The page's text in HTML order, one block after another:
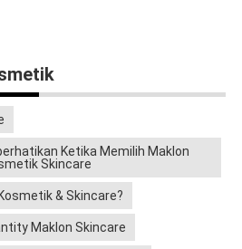
Ketika Memilih Maklon
Skincare
& Skincare?
Maklon Skincare